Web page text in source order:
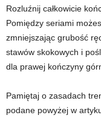
Rozluźnij całkowicie
Pomiędzy seriami
zmniejszając grubość
stawów skokowych i
dla prawej kończyny
Pamiętaj o zasadach
podane powyżej w